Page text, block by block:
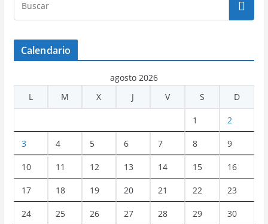
Calendario
agosto 2026
L
M X J V S D
1 2
3 4 5 6 7 8 9
10 11 12 13 14 15 16
17 18 19 20 21 22 23
24 25 26 27 28 29 30